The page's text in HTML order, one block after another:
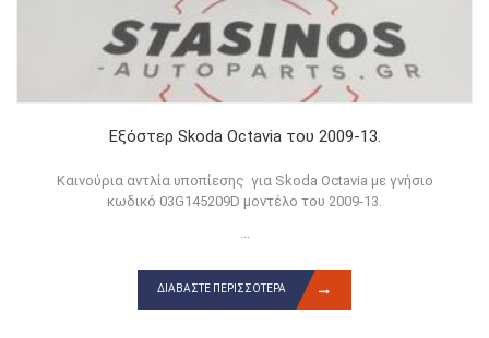
Εξόστερ Skoda Octavia του 2009-13.
Καινούρια αντλία υποπίεσης για Skoda Octavia με γνήσιο
κωδικό 03G145209D μοντέλο του 2009-13.
...
ΔΙΑΒΆΣΤΕ ΠΕΡΙΣΣΌΤΕΡΑ